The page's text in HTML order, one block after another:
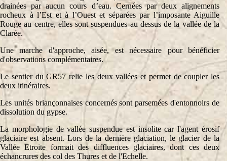
drainées par aucun cours d’eau. Cernées par deux alignements
rocheux à l’Est et à l’Ouest et séparées par l’imposante Aiguille
Rouge au centre, elles sont suspendues au dessus de la vallée de la
Clarée.
Une marche d'approche, aisée, est nécessaire pour bénéficier
d'observations complémentaires.
Le sentier du GR57 relie les deux vallées et permet de coupler les
deux itinéraires.
Les unités briançonnaises concernés sont parsemées d'entonnoirs de
dissolution du gypse.
La morphologie de vallée suspendue est insolite car l'agent érosif
glaciaire est absent. Lors de la dernière glaciation, le glacier de la
Vallée Etroite formait des diffluences glaciaires, dont ces deux
échancrures des col des Thures et de l'Echelle.